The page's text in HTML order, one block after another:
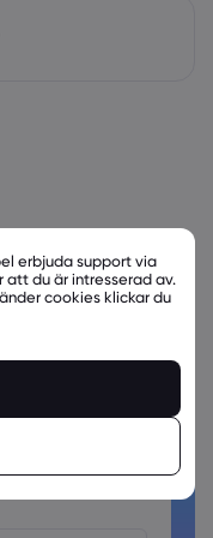
erbjuda support via
du är intresserad av.
cookies klickar du